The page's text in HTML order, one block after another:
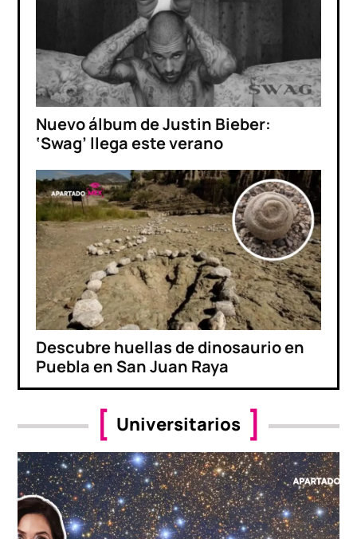
Nuevo álbum de Justin Bieber:
‘Swag’ llega este verano
Descubre huellas de dinosaurio en
Puebla en San Juan Raya
Universitarios